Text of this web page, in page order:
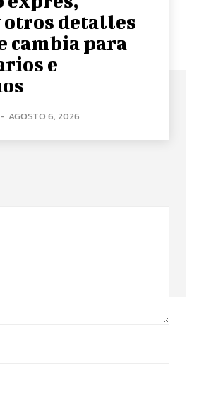
otros detalles
cambia para
e
- AGOSTO 6, 2026